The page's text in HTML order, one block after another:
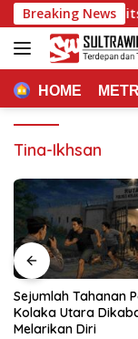
Langsung
ke
konten
Breaking News
Quick Hits
HOME
Tina-Ikhsan
Sejumlah Tahanan
Kolaka Utara
Melarikan Diri